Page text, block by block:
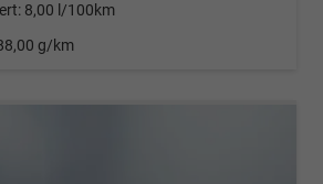
8,00 l/100km
g/km